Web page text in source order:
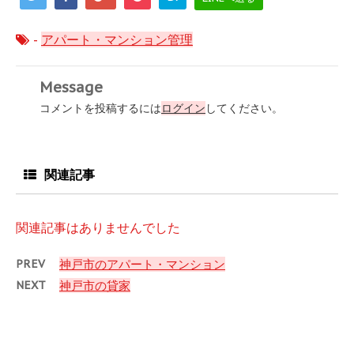
- アパート・マンション管理
Message
コメントを投稿するにはログイン してください。
関連記事
関連記事はありませんでした
PREV 神戸市のアパート・マンション
NEXT 神戸市の貸家